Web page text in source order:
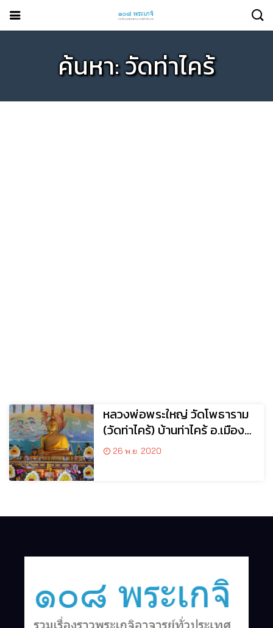
ค้นหา: วัดท่าไคร้
หลวงพ่อพระใหญ่ วัดโพธาราม
(วัดท่าไคร้) บ้านท่าไคร้ อ.เมือง
จ.บึงกาฬ
26 พ.ย. 2020